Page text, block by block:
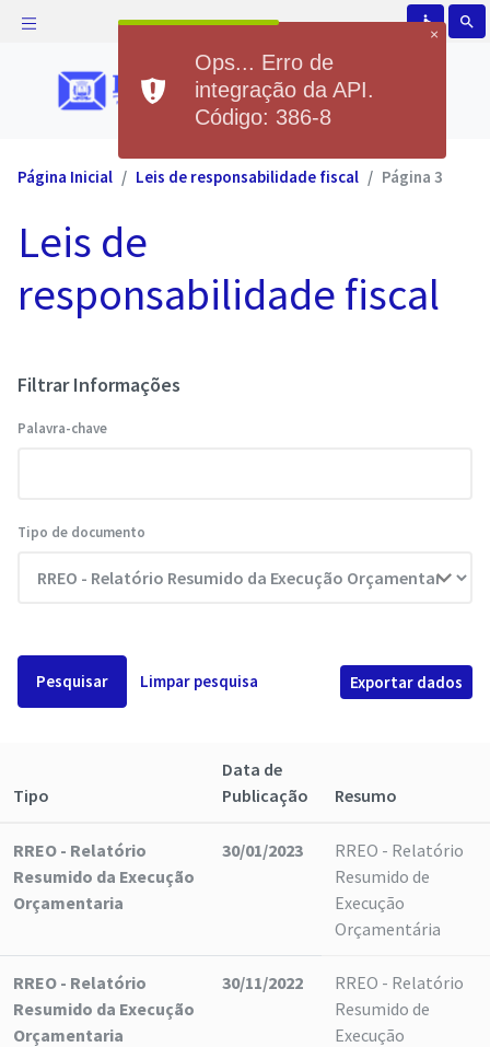
accessible search
Página Inicial Leis de responsabilidade fiscal Página 3
Leis de
responsabilidade fiscal
Filtrar Informações
Palavra-chave
Tipo de documento
Pesquisar Limpar pesquisa Exportar dados
Tipo
Data de
Publicação
Resumo
RREO - Relatório
Resumido da Execução
Orçamentaria
30/01/2023
RREO - Relatório
Resumido de
Execução
Orçamentária
RREO - Relatório
Resumido da Execução
Orçamentaria
30/11/2022
RREO - Relatório
Resumido de
Execução
×
Ops... Erro de
integração da API.
Código: 386-8